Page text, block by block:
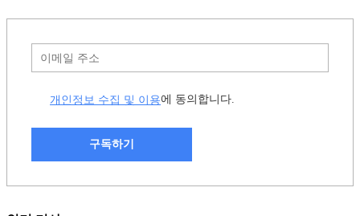
개인정보 수집 및 이용에 동의합니다.
구독하기